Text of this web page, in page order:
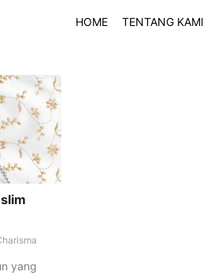
HOME TENTANG KAMI
yang